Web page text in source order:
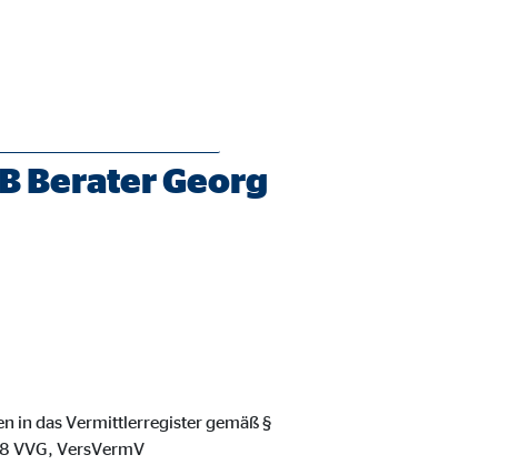
Berater Georg
in das Vermittlerregister gemäß §
VVG, VersVermV
Deaktivierung kann die